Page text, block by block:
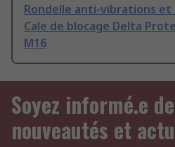
Rondelle anti-vibrations et
Cale de blocage Delta
M16
Soyez informé.e
nouveautés et